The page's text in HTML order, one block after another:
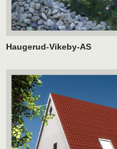
Haugerud-Vikeby-AS